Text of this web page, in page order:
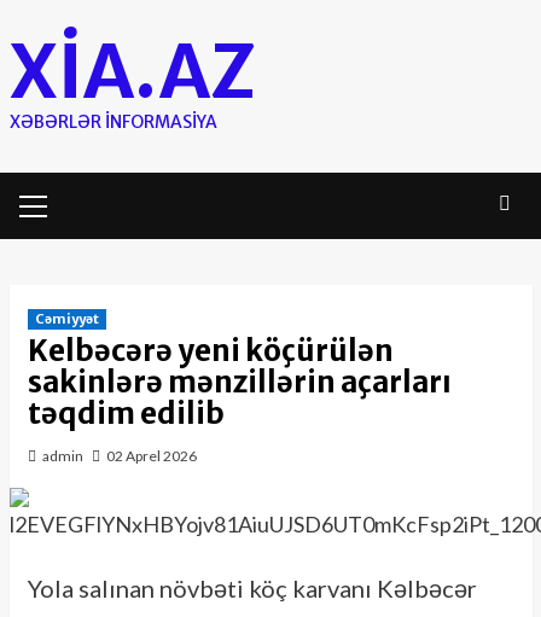
to
content
XIA.AZ
XƏBƏRLƏR INFORMASIYA
Menu
Cəmiyyət
Kelbəcərə yeni köçürülən
sakinlərə mənzillərin açarları
təqdim edilib
admin 02 Aprel 2026
Yola salınan növbəti köç karvanı Kəlbəcər